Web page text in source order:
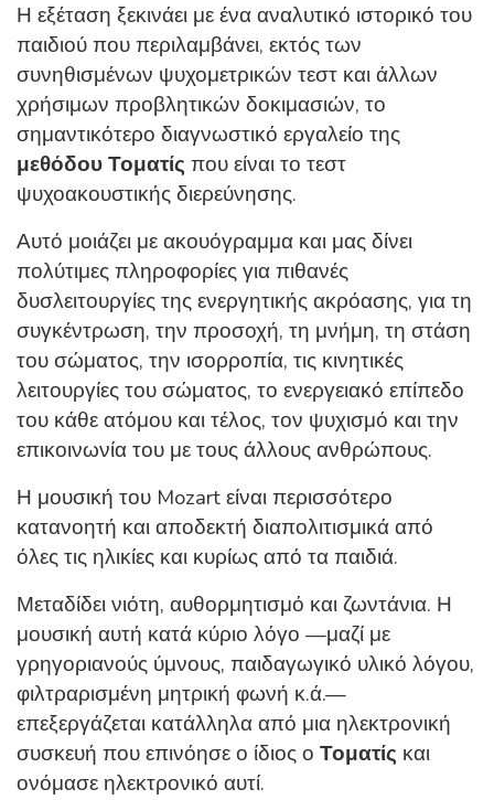
Η εξέταση ξεκινάει με ένα αναλυτικό ιστορικό του
παιδιού που περιλαμβάνει, εκτός των
συνηθισμένων ψυχομετρικών τεστ και άλλων
χρήσιμων προβλητικών δοκιμασιών, το
σημαντικότερο διαγνωστικό εργαλείο της
μεθόδου Τοματίς που είναι το τεστ
ψυχοακουστικής διερεύνησης.
Αυτό μοιάζει με ακουόγραμμα και μας δίνει
πολύτιμες πληροφορίες για πιθανές
δυσλειτουργίες της ενεργητικής ακρόασης, για τη
συγκέντρωση, την προσοχή, τη μνήμη, τη στάση
του σώματος, την ισορροπία, τις κινητικές
λειτουργίες του σώματος, το ενεργειακό επίπεδο
του κάθε ατόμου και τέλος, τον ψυχισμό και την
επικοινωνία του με τους άλλους ανθρώπους.
Η μουσική του Mozart είναι περισσότερο
κατανοητή και αποδεκτή διαπολιτισμικά από
όλες τις ηλικίες και κυρίως από τα παιδιά.
Μεταδίδει νιότη, αυθορμητισμό και ζωντάνια. Η
μουσική αυτή κατά κύριο λόγο —μαζί με
γρηγοριανούς ύμνους, παιδαγωγικό υλικό λόγου,
φιλτραρισμένη μητρική φωνή κ.ά.—
επεξεργάζεται κατάλληλα από μια ηλεκτρονική
συσκευή που επινόησε ο ίδιος ο Τοματίς και
ονόμασε ηλεκτρονικό αυτί.